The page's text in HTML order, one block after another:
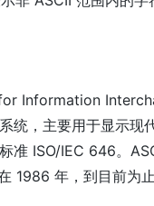
Information
统，主要用于显示现
准 ISO/IEC 646。
1986 年，到目前为